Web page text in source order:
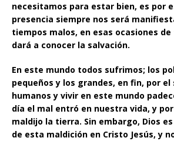
necesitamos para estar bien, es por
presencia siempre nos será
tiempos malos, en esas ocasiones
dará a conocer la salvación.
En este mundo todos sufrimos; los
pequeños y los grandes, en fin, por el
humanos y vivir en este mundo
día el mal entró en nuestra vida, y
maldijo la tierra. Sin embargo, Dios
de esta maldición en Cristo Jesús, y